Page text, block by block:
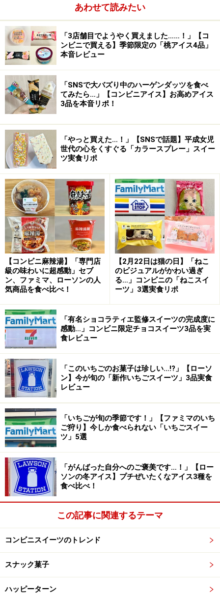
昨年の記事では『ブラックコーヒーが増加傾向』と書き
ましたが、そのとおり、ブラックコーヒーが大量に出回
りました。格差社会の拡大、ワーキングプアという問題
を抱えた社会の中で、缶コーヒーは『覚醒のため
液体』になってしまった感があります。
今までであれば、ポッカコーヒーやサントリーのボス・
には好まれたわけですが、砂糖やミルクのような『くつ
ろぎのための要素』さえも購入者は求めることができな
い状況になってしまったのでしょうか。
昨年予測検証2…新ブランド？そんな話は右
から左に受け流し…
過去の例を挙げますと、だいたい5年程度でブランドリ
ニューアルが行われますが、ここ最近ブランドリニュー
アルが行われておりません。その代わり、コカ・コーラ
ジョージア『シーズンズベスト』、キリンファイア『挽
きたて工房』、アサヒワンダ『圧力仕立て』のようなサ
ブブランドによるバリエーションの増加(かさ増し)は多
かったかと思います。
総論…はたして缶コーヒー界は盛況だった
のか？
入手本数や発売数からすると前年並みだったと思うので
すが、新製品が入手できなかったり、入手しないうちに
あわせて読みたい
「3店舗目でようやく買えました……！」【コ
ンビニで買える】季節限定の「桃アイス4品」
本音レビュー
「SNSで大バズり中のハーゲンダッツを食べ
てみたら…」【コンビニアイス】お高めアイス
3品を本音リポ！
「やっと買えた…！」【SNSで話題】平成女児
世代の心をくすぐる「カラースプレー」スイー
ツ実食リポ
【コンビニ麻辣湯】「専門店
級の味わいに超感動」セブ
ン、ファミマ、ローソンの人
気商品を食べ比べ！
【2月22日は猫の日】「ねこ
のビジュアルがかわい過ぎ
る…」コンビニの「ねこスイ
ーツ」3選実食リポ
「有名ショコラティエ監修スイーツの完成度に
感動…」コンビニ限定チョコスイーツ3品を実
食レビュー
「このいちごのお菓子は珍しい…!?」【ローソ
ン】今が旬の「新作いちごスイーツ」3品実食
レビュー
「いちごが旬の季節です！」【ファミマのいち
ご狩り】今しか食べられない「いちごスイー
ツ」5選
「がんばった自分へのご褒美です…！」【ロー
ソンの冬アイス】プチぜいたくなアイス3種を
食べ比べ！
この記事に関連するテーマ
コンビニスイーツのトレンド
スナック菓子
ハッピーターン